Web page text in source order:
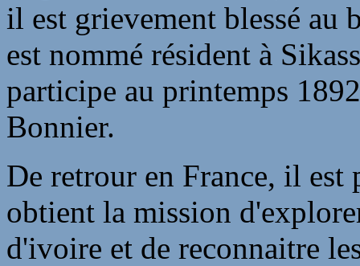
il est grievement blessé au
est nommé résident à
participe au printemps
Bonnier.
De retrour en France, il
obtient la mission
d'ivoire et de reconnaitre